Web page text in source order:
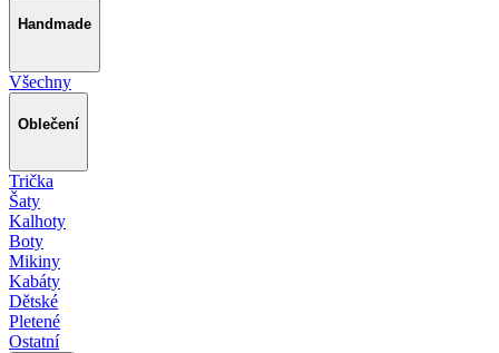
Handmade
Všechny
Oblečení
Trička
Šaty
Kalhoty
Boty
Mikiny
Kabáty
Dětské
Pletené
Ostatní